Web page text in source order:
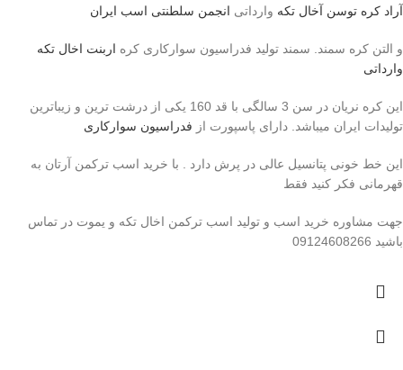
آراد کره توسن آخال تکه وارداتی انجمن سلطنتی اسب ایران
و التن کره سمند. سمند تولید فدراسیون سوارکاری کره اربنت اخال تکه
وارداتی
این کره نریان در سن 3 سالگی با قد 160 یکی از درشت ترین و زیباترین
تولیدات ایران میباشد. دارای پاسپورت از فدراسیون سوارکاری
این خط خونی پتانسیل عالی در پرش دارد . با خرید اسب ترکمن آرتان به
قهرمانی فکر کنید فقط
جهت مشاوره خرید اسب و تولید اسب ترکمن اخال تکه و یموت در تماس
باشید 09124608266